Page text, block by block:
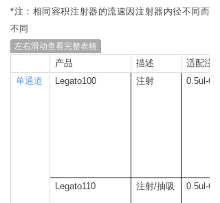
*注：相同容积注射器的流速因注射器内径不同而
不同
左右滑动查看完整表格
产品 描述
适配注射
单通道
Legato100 注射 0.5ul-
Legato110 注射/抽吸 0.5ul-